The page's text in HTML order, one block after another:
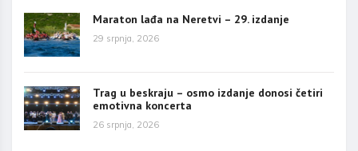
Maraton lađa na Neretvi – 29. izdanje
29 srpnja, 2026
Trag u beskraju – osmo izdanje donosi četiri
emotivna koncerta
26 srpnja, 2026